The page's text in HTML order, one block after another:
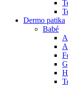
Dermo patika
Babé